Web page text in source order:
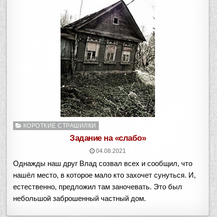
Опубликовано
КОРОТКИЕ СТРАШИЛКИ
Задание на «слабо»
04.08.2021
Однажды наш друг Влад созвал всех и сообщил, что
нашёл место, в которое мало кто захочет сунуться. И,
естественно, предложил там заночевать. Это был
небольшой заброшенный частный дом.